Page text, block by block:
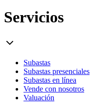
Servicios
Subastas
Subastas presenciales
Subastas en línea
Vende con nosotros
Valuación